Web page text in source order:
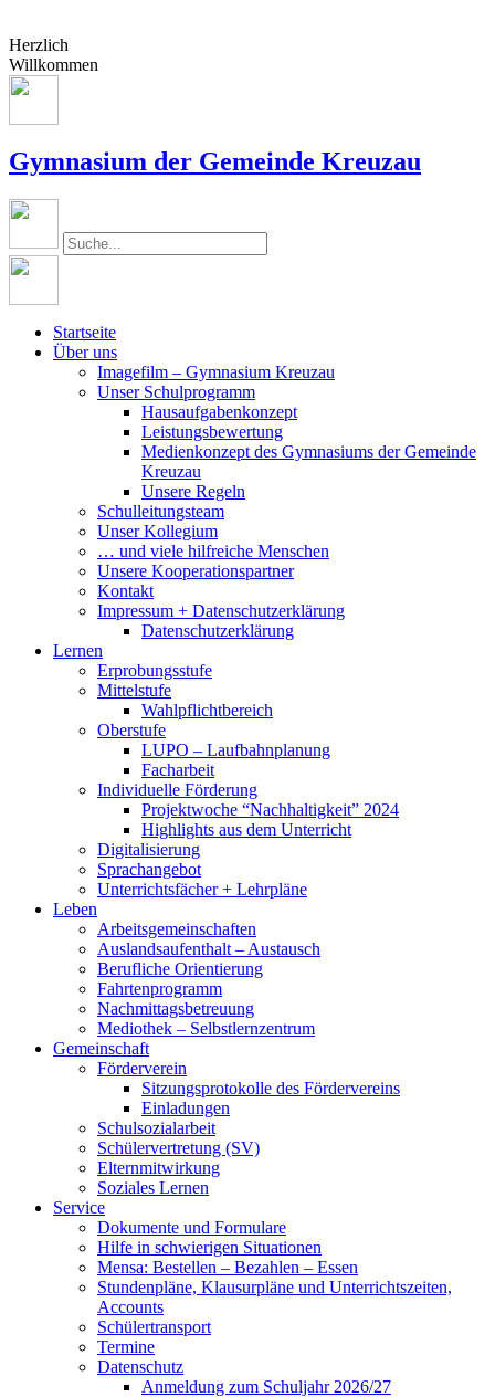
Herzlich
Willkommen
Gymnasium der Gemeinde Kreuzau
Startseite
Über uns
Imagefilm – Gymnasium Kreuzau
Unser Schulprogramm
Hausaufgabenkonzept
Leistungsbewertung
Medienkonzept des Gymnasiums der Gemeinde
Kreuzau
Unsere Regeln
Schulleitungsteam
Unser Kollegium
… und viele hilfreiche Menschen
Unsere Kooperationspartner
Kontakt
Impressum + Datenschutzerklärung
Datenschutzerklärung
Lernen
Erprobungsstufe
Mittelstufe
Wahlpflichtbereich
Oberstufe
LUPO – Laufbahnplanung
Facharbeit
Individuelle Förderung
Projektwoche “Nachhaltigkeit” 2024
Highlights aus dem Unterricht
Digitalisierung
Sprachangebot
Unterrichtsfächer + Lehrpläne
Leben
Arbeitsgemeinschaften
Auslandsaufenthalt – Austausch
Berufliche Orientierung
Fahrtenprogramm
Nachmittagsbetreuung
Mediothek – Selbstlernzentrum
Gemeinschaft
Förderverein
Sitzungsprotokolle des Fördervereins
Einladungen
Schulsozialarbeit
Schülervertretung (SV)
Elternmitwirkung
Soziales Lernen
Service
Dokumente und Formulare
Hilfe in schwierigen Situationen
Mensa: Bestellen – Bezahlen – Essen
Stundenpläne, Klausurpläne und Unterrichtszeiten,
Accounts
Schülertransport
Termine
Datenschutz
Anmeldung zum Schuljahr 2026/27